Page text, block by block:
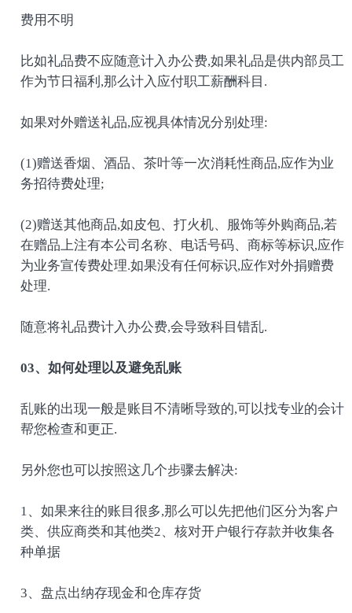
费用不明
比如礼品费不应随意计入办公费,如果礼品是供内部员工
作为节日福利,那么计入应付职工薪酬科目.
如果对外赠送礼品,应视具体情况分别处理:
(1)赠送香烟、酒品、茶叶等一次消耗性商品,应作为业
务招待费处理;
(2)赠送其他商品,如皮包、打火机、服饰等外购商品,若
在赠品上注有本公司名称、电话号码、商标等标识,应作
为业务宣传费处理.如果没有任何标识,应作对外捐赠费
处理.
随意将礼品费计入办公费,会导致科目错乱.
03、如何处理以及避免乱账
乱账的出现一般是账目不清晰导致的,可以找专业的会计
帮您检查和更正.
另外您也可以按照这几个步骤去解决:
1、如果来往的账目很多,那么可以先把他们区分为客户
类、供应商类和其他类2、核对开户银行存款并收集各
种单据
3、盘点出纳存现金和仓库存货